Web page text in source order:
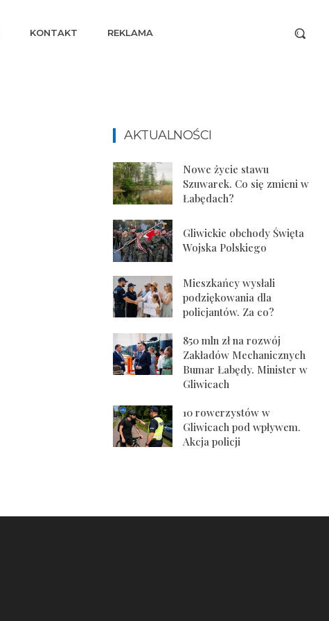
KONTAKT REKLAMA
AKTUALNOŚCI
Nowe życie stawu
Szuwarek. Co się zmieni w
Łabędach?
Gliwickie obchody Święta
Wojska Polskiego
Mieszkańcy wysłali
podziękowania dla
policjantów. Za co?
850 mln zł na rozwój
Zakładów Mechanicznych
Bumar Łabędy. Minister w
Gliwicach
10 rowerzystów w
Gliwicach pod wpływem.
Akcja policji